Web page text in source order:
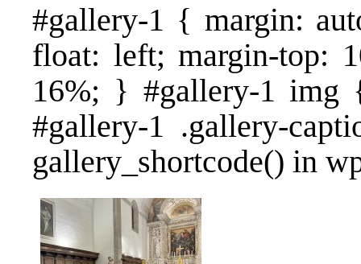
#gallery-1 { margin:
float: left; margin-top:
16%; } #gallery-1
#gallery-1 .gallery-
gallery_shortcode() in